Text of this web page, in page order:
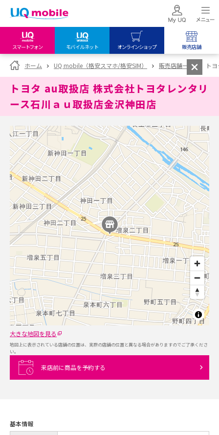
スマートフォン モバイルネット オンラインショップ 販売店舗
my UQ WiMAX
UQ WiMAX ご契約の方
My UQ mobile
UQ mobile ご契約の方
UQ mobile
データチャージサイト
UQ mobile
オンラインショップ
UQ WiMAX
オンラインショップ
UQ mobile
販売店舗
UQ WiMAX
販売店舗
ホーム UQ mobile（格安スマホ/格安SIM） 販売店舗一覧 ト
トヨタ au取扱店 株式会社トヨタレンタリ
ース石川ａｕ取扱店金沢神田店
大きな地図を見る
地図上に表示されている店舗の位置は、実際の店舗の位置と異なる場合がありますのでご了承くださ
い。
来店前に商品を予約する
基本情報